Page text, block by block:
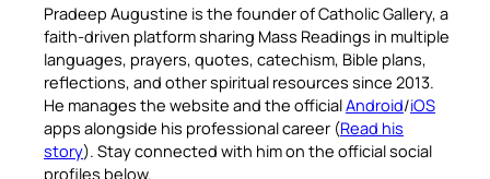
Pradeep Augustine is the founder of Catholic Gallery, a
faith-driven platform sharing Mass Readings in multiple
languages, prayers, quotes, catechism, Bible plans,
reflections, and other spiritual resources since 2013.
He manages the website and the officialAndroid/iOS
apps alongside his professional career (Read his
story). Stay connected with him on the official social
profiles below.